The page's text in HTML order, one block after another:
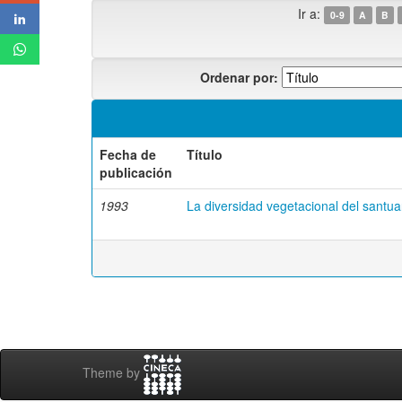
Ir a: 0-9 A B
Ordenar por:
Fecha de
publicación
Título
1993 La diversidad vegetacional del
Theme by